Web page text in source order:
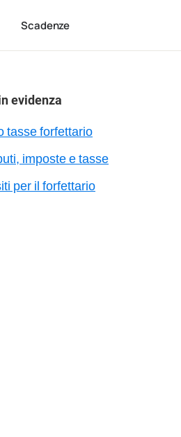
Scadenze
evidenza
tasse forfettario
imposte e tasse
per il forfettario